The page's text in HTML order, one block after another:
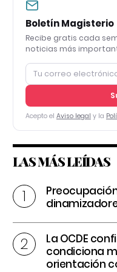
Boletín Magisterio
Recibe gratis cada
noticias más
Acepto el Aviso legal y la
LAS MÁS LEÍDAS
La OCDE
condiciona
orientación